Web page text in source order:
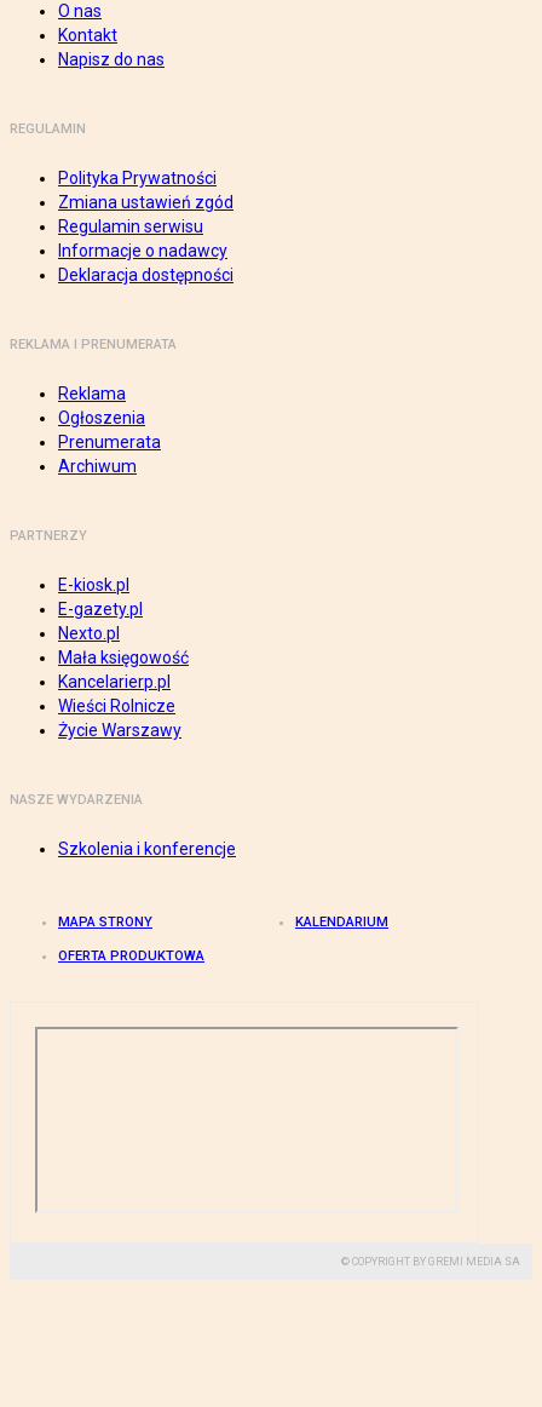
O nas
Kontakt
Napisz do nas
REGULAMIN
Polityka Prywatności
Zmiana ustawień zgód
Regulamin serwisu
Informacje o nadawcy
Deklaracja dostępności
REKLAMA I PRENUMERATA
Reklama
Ogłoszenia
Prenumerata
Archiwum
PARTNERZY
E-kiosk.pl
E-gazety.pl
Nexto.pl
Mała księgowość
Kancelarierp.pl
Wieści Rolnicze
Życie Warszawy
NASZE WYDARZENIA
Szkolenia i konferencje
MAPA STRONY KALENDARIUM
OFERTA PRODUKTOWA
© COPYRIGHT BY GREMI MEDIA SA